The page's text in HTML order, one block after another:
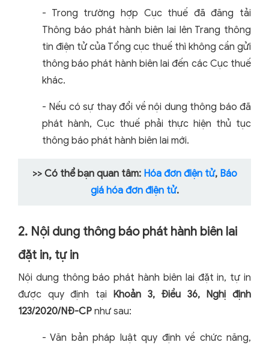
- Trong trường hợp Cục thuế đã đăng tải
Thông báo phát hành biên lai lên Trang thông
tin điện tử của Tổng cục thuế thì không cần gửi
thông báo phát hành biên lai đến các Cục thuế
khác.
- Nếu có sự thay đổi về nội dung thông báo đã
phát hành, Cục thuế phải thực hiện thủ tục
thông báo phát hành biên lai mới.
>> Có thể bạn quan tâm: Hóa đơn điện tử, Báo
giá hóa đơn điện tử.
2. Nội dung thông báo phát hành biên lai
đặt in, tự in
Nội dung thông báo phát hành biên lai đặt in, tự in
được quy định tại Khoản 3, Điều 36, Nghị định
123/2020/NĐ-CP như sau:
- Văn bản pháp luật quy định về chức năng,